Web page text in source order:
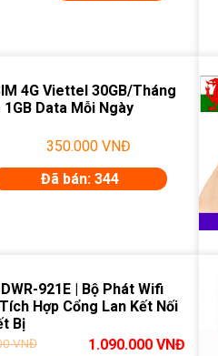
4G Viettel 30GB/Tháng
1GB Data Mỗi Ngày
350.000VNĐ
Đã bán: 344
921E | Bộ Phát Wifi
Hợp Cổng Lan Kết Nối
Bị
VNĐ 1.090.000VNĐ